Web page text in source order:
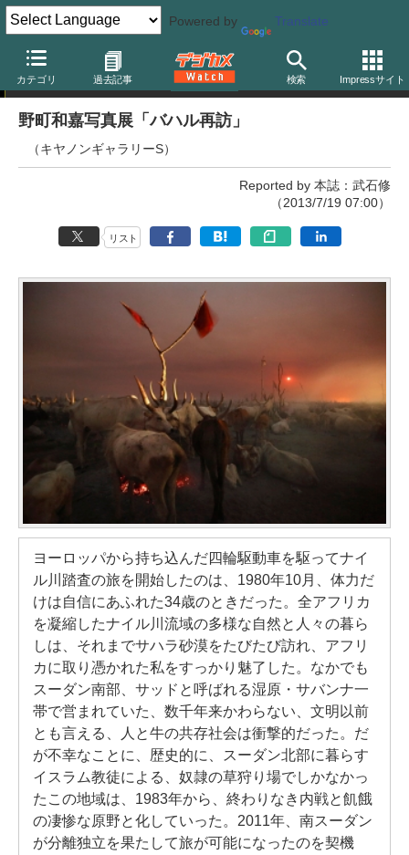
Powered by Translate
カテゴリ 過去記事 検索 Impressサイト
写真展
野町和嘉写真展「バハル再訪」
（キヤノンギャラリーS）
Reported by 本誌：武石修
（2013/7/19 07:00）
リスト
ヨーロッパから持ち込んだ四輪駆動車を駆ってナイ
ル川踏査の旅を開始したのは、1980年10月、体力だ
けは自信にあふれた34歳のときだった。全アフリカ
を凝縮したナイル川流域の多様な自然と人々の暮ら
しは、それまでサハラ砂漠をたびたび訪れ、アフリ
カに取り憑かれた私をすっかり魅了した。なかでも
スーダン南部、サッドと呼ばれる湿原・サバンナ一
帯で営まれていた、数千年来かわらない、文明以前
とも言える、人と牛の共存社会は衝撃的だった。だ
が不幸なことに、歴史的に、スーダン北部に暮らす
イスラム教徒による、奴隷の草狩り場でしかなかっ
たこの地域は、1983年から、終わりなき内戦と飢餓
の凄惨な原野と化していった。2011年、南スーダン
が分離独立を果たして旅が可能になったのを契機